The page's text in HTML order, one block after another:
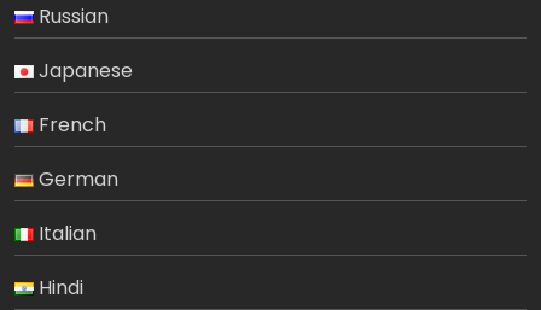
Russian
Japanese
French
German
Italian
Hindi